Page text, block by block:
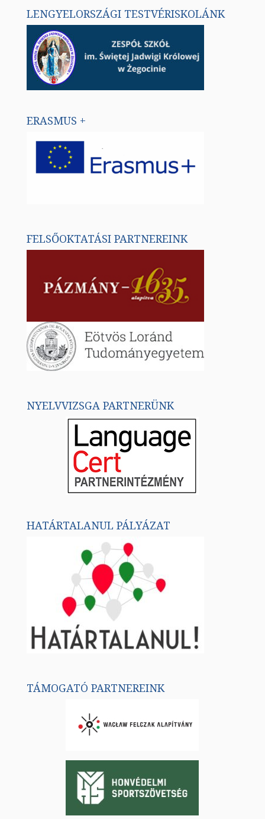
LENGYELORSZÁGI TESTVÉRISKOLÁNK
ERASMUS +
FELSŐOKTATÁSI PARTNEREINK
NYELVVIZSGA PARTNERÜNK
HATÁRTALANUL PÁLYÁZAT
TÁMOGATÓ PARTNEREINK